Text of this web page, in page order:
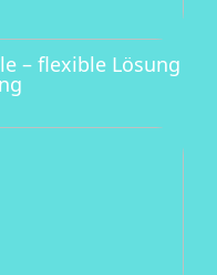
– flexible Lösung